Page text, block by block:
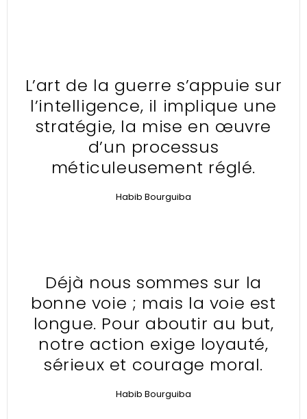
L’art de la guerre s’appuie sur
l’intelligence, il implique une
stratégie, la mise en œuvre
d’un processus
méticuleusement réglé.
Habib Bourguiba
Déjà nous sommes sur la
bonne voie ; mais la voie est
longue. Pour aboutir au but,
notre action exige loyauté,
sérieux et courage moral.
Habib Bourguiba